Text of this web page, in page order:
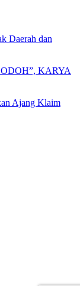
Daerah dan
KARYA
Ajang Klaim